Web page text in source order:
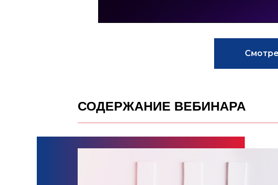
СОДЕРЖАНИЕ ВЕБИНАРА